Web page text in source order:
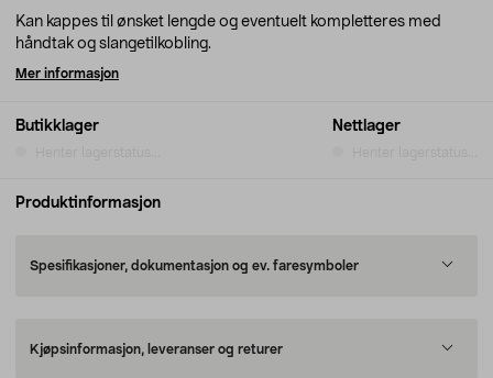
Butikklager Nettlager
Kan kappes til ønsket lengde og eventuelt kompletteres med
håndtak og slangetilkobling.
Mer informasjon
Produktinformasjon
Spesifikasjoner, dokumentasjon og ev. faresymboler
Kjøpsinformasjon, leveranser og returer